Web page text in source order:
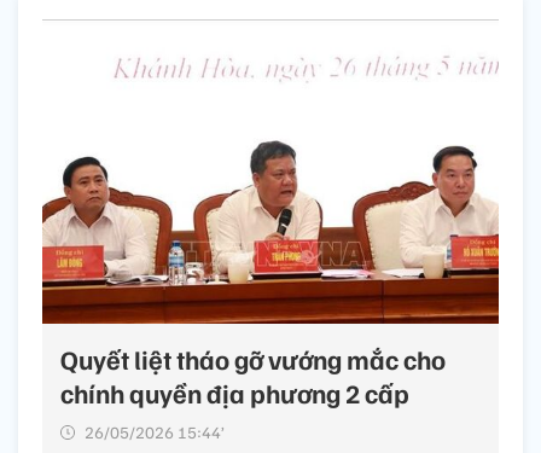
Quyết liệt tháo gỡ vướng mắc cho
chính quyền địa phương 2 cấp
26/05/2026 15:44’